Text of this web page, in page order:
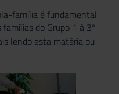
família é fundamental,
do Grupo 1 à 3ª
lendo esta matéria ou